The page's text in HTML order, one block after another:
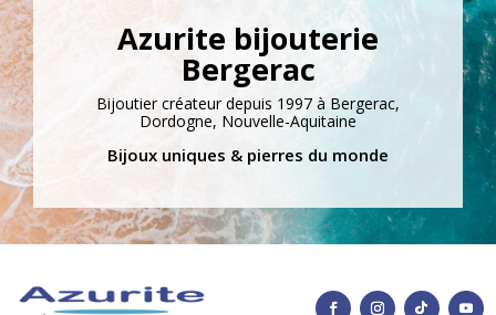
Azurite bijouterie
Bergerac
Bijoutier créateur depuis 1997 à Bergerac,
Dordogne, Nouvelle-Aquitaine
Bijoux uniques & pierres du monde